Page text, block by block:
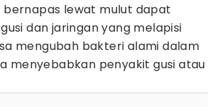
bernapas lewat mulut dapat
dan jaringan yang melapisi
mengubah bakteri alami dalam
menyebabkan penyakit gusi atau